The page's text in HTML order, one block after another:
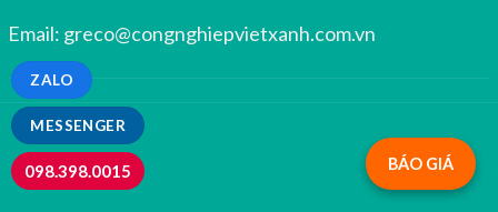
MESSENGER
ZALO
098.398.0015
Email: greco@congnghiepvietxanh.com.vn
BÁO GIÁ